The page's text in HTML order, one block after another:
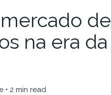
de
na era da
• 2 min read